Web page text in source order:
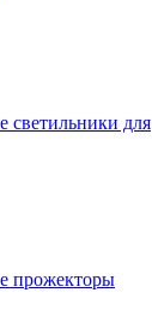
светильники для
прожекторы